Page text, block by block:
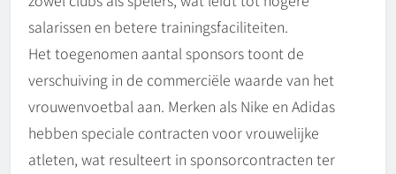
salarissen en betere trainingsfaciliteiten.
Het toegenomen aantal sponsors toont de
verschuiving in de commerciële waarde van het
vrouwenvoetbal aan. Merken als Nike en Adidas
hebben speciale contracten voor vrouwelijke
atleten, wat resulteert in sponsorcontracten ter